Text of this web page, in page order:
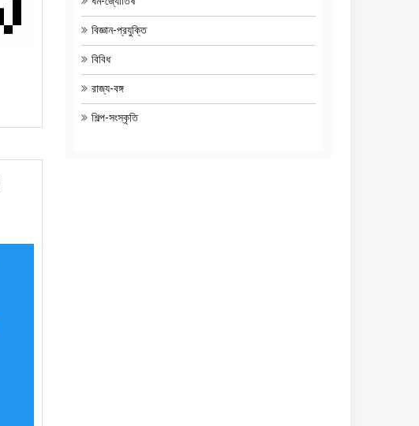
বিজ্ঞান-প্রযুক্তি
বিবিধ
রাজ্য-বঙ্গ
শিল্প-সংস্কৃতি